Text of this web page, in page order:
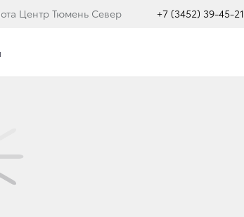
Центр Тюмень Север +7 (3452) 39-45-21